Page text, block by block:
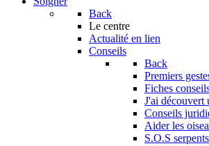
Back
Le centre
Actualité en lien
Conseils
Back
Premiers
Fiches
J'ai découvert
Conseils
Aider les
S.O.S serpents